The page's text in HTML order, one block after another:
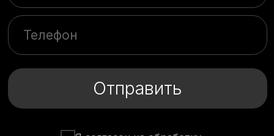
Политика конфиденциальности